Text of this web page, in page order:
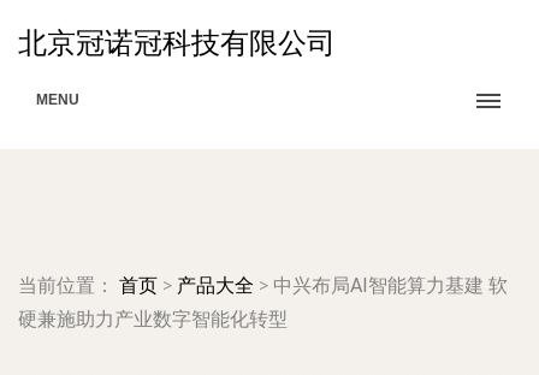
北京冠诺冠科技有限公司
MENU
当前位置： 首页 > 产品大全 > 中兴布局AI智能算力基建 软
硬兼施助力产业数字智能化转型